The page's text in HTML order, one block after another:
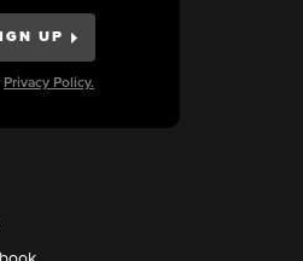
Privacy Policy.